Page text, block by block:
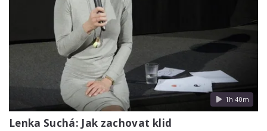
1h 40m
Lenka Suchá: Jak zachovat klid